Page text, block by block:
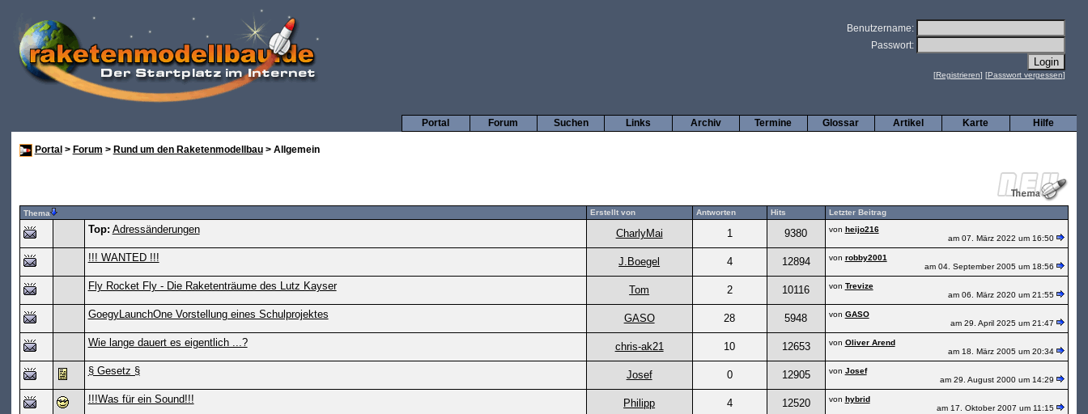
Benutzername:
Passwort:
[Registrieren] [Passwort vergessen]
Hilfe
Karte
Artikel
Glossar
Termine
Archiv
Links
Suchen
Forum
Portal
Portal > Forum > Rund um den Raketenmodellbau> Allgemein
Thema Erstellt von Antworten Hits Letzter Beitrag
Top: Adressänderungen CharlyMai 1 9380 von heijo216
am 07. März 2022 um 16:50
!!! WANTED !!! J.Boegel 4 12894 von robby2001
am 04. September 2005 um 18:56
Fly Rocket Fly - Die Raketenträume des Lutz Kayser Tom 2 10116 von Trevize
am 06. März 2020 um 21:55
GoegyLaunchOne Vorstellung eines Schulprojektes GASO 28 5948 von GASO
am 29. April 2025 um 21:47
Wie lange dauert es eigentlich ...? chris-ak21 10 12653 von Oliver Arend
am 18. März 2005 um 20:34
§ Gesetz § Josef 0 12905 von Josef
am 29. August 2000 um 14:29
!!!Was für ein Sound!!! Philipp 4 12520 von hybrid
am 17. Oktober 2007 um 11:15